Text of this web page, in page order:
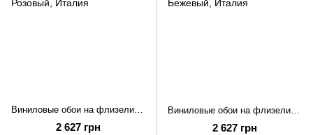
Виниловые обои на флизелиновой основе Damascus Limonta 68906
2 627 грн
Виниловые обои на флизелиновой основе Damascus Limonta 68903
2 627 грн